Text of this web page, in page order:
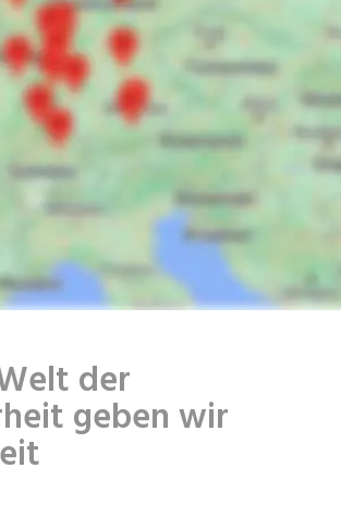
der
geben wir